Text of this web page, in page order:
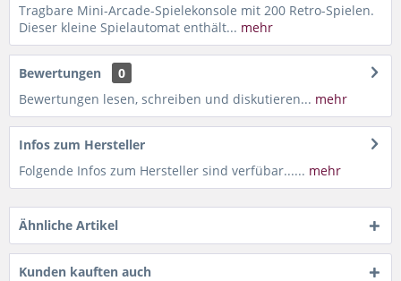
Tragbare Mini-Arcade-Spielekonsole mit 200 Retro-Spielen.
Dieser kleine Spielautomat enthält... mehr
Bewertungen
0
Bewertungen lesen, schreiben und diskutieren... mehr
Infos zum Hersteller
Folgende Infos zum Hersteller sind verfübar...... mehr
Ähnliche Artikel
Kunden kauften auch